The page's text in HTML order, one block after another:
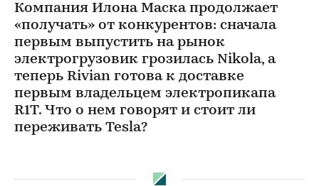
Компания Илона Маска продолжает
«получать» от конкурентов: сначала
первым выпустить на рынок
электрогрузовик грозилась Nikola, а
теперь Rivian готова к доставке
первым владельцем электропикапа
R1T. Что о нем говорят и стоит ли
переживать Tesla?